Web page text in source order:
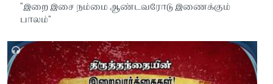
“இறை இசை நம்மை ஆண்டவரோடு இணைக்கும்
பாலம்”